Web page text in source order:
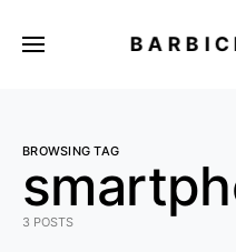
BROWSING TAG
3 POSTS